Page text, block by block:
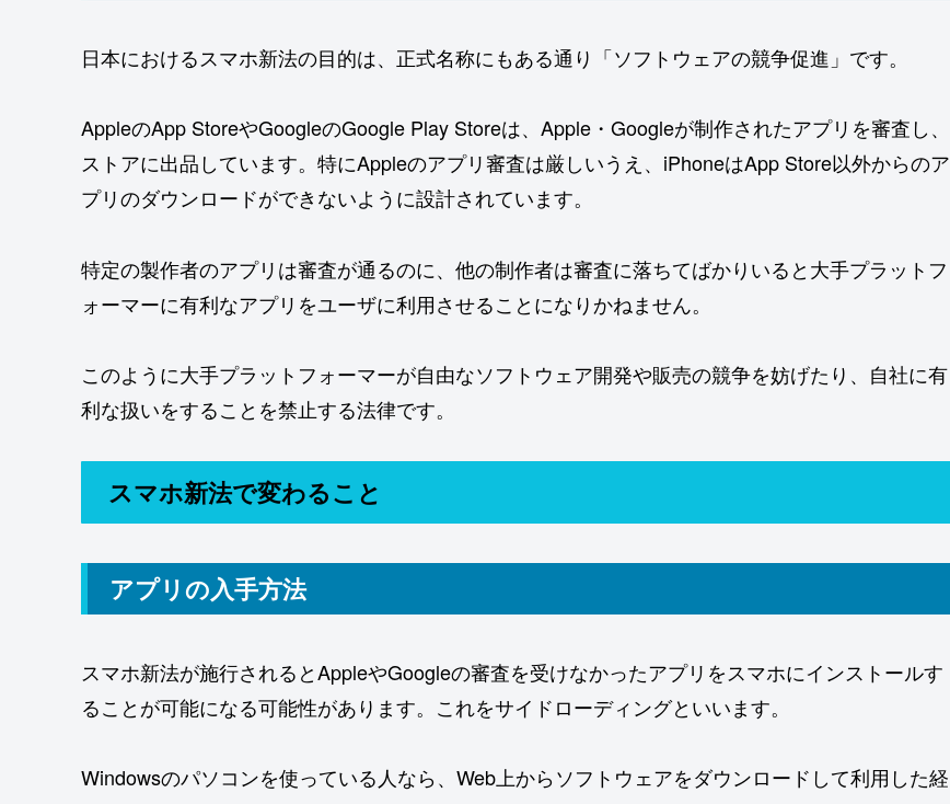
日本におけるスマホ新法の目的は、正式名称にもある通り「ソフトウェアの競争促進」です。
AppleのApp StoreやGoogleのGoogle Play Storeは、Apple・Googleが制作されたアプリを審査し、
ストアに出品しています。特にAppleのアプリ審査は厳しいうえ、iPhoneはApp Store以外からのア
プリのダウンロードができないように設計されています。
特定の製作者のアプリは審査が通るのに、他の制作者は審査に落ちてばかりいると大手プラットフ
ォーマーに有利なアプリをユーザに利用させることになりかねません。
このように大手プラットフォーマーが自由なソフトウェア開発や販売の競争を妨げたり、自社に有
利な扱いをすることを禁止する法律です。
スマホ新法で変わること
アプリの入手方法
スマホ新法が施行されるとAppleやGoogleの審査を受けなかったアプリをスマホにインストールす
ることが可能になる可能性があります。これをサイドローディングといいます。
Windowsのパソコンを使っている人なら、Web上からソフトウェアをダウンロードして利用した経